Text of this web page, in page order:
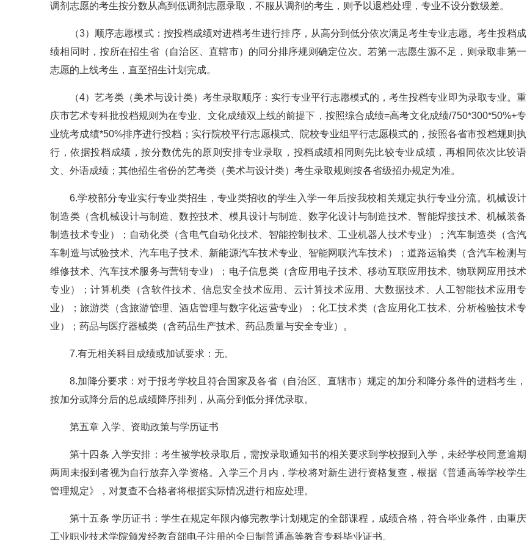
调剂志愿的考生按分数从高到低调剂志愿录取，不服从调剂的考生，则予以退档处理，专业不设分数级差。
（3）顺序志愿模式：按投档成绩对进档考生进行排序，从高分到低分依次满足考生专业志愿。考生投档成
绩相同时，按所在招生省（自治区、直辖市）的同分排序规则确定位次。若第一志愿生源不足，则录取非第一
志愿的上线考生，直至招生计划完成。
（4）艺考类（美术与设计类）考生录取顺序：实行专业平行志愿模式的，考生投档专业即为录取专业。重
庆市艺术专科批投档规则为在专业、文化成绩双上线的前提下，按照综合成绩=高考文化成绩/750*300*50%+专
业统考成绩*50%排序进行投档；实行院校平行志愿模式、院校专业组平行志愿模式的，按照各省市投档规则执
行，依据投档成绩，按分数优先的原则安排专业录取，投档成绩相同则先比较专业成绩，再相同依次比较语
文、外语成绩；其他招生省份的艺考类（美术与设计类）考生录取规则按各省级招办规定为准。
6.学校部分专业实行专业类招生，专业类招收的学生入学一年后按我校相关规定执行专业分流。机械设计
制造类（含机械设计与制造、数控技术、模具设计与制造、数字化设计与制造技术、智能焊接技术、机械装备
制造技术专业）；自动化类（含电气自动化技术、智能控制技术、工业机器人技术专业）；汽车制造类（含汽
车制造与试验技术、汽车电子技术、新能源汽车技术专业、智能网联汽车技术）；道路运输类（含汽车检测与
维修技术、汽车技术服务与营销专业）；电子信息类（含应用电子技术、移动互联应用技术、物联网应用技术
专业）；计算机类（含软件技术、信息安全技术应用、云计算技术应用、大数据技术、人工智能技术应用专
业）；旅游类（含旅游管理、酒店管理与数字化运营专业）；化工技术类（含应用化工技术、分析检验技术专
业）；药品与医疗器械类（含药品生产技术、药品质量与安全专业）。
7.有无相关科目成绩或加试要求：无。
8.加降分要求：对于报考学校且符合国家及各省（自治区、直辖市）规定的加分和降分条件的进档考生，
按加分或降分后的总成绩降序排列，从高分到低分择优录取。
第五章 入学、资助政策与学历证书
第十四条 入学安排：考生被学校录取后，需按录取通知书的相关要求到学校报到入学，未经学校同意逾期
两周未报到者视为自行放弃入学资格。入学三个月内，学校将对新生进行资格复查，根据《普通高等学校学生
管理规定》，对复查不合格者将根据实际情况进行相应处理。
第十五条 学历证书：学生在规定年限内修完教学计划规定的全部课程，成绩合格，符合毕业条件，由重庆
工业职业技术学院颁发经教育部电子注册的全日制普通高等教育专科毕业证书。